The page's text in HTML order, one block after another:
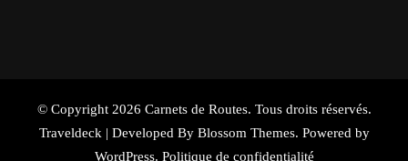
© Copyright 2026 Carnets de Routes. Tous droits réservés.
Traveldeck | Developed By Blossom Themes. Powered by
WordPress. Politique de confidentialité